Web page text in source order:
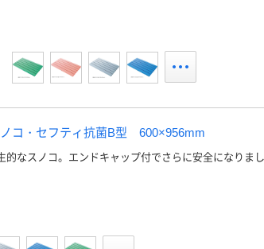
コ・セフティ抗菌B型 600×956mm
的なスノコ。エンドキャップ付でさらに安全になりまし